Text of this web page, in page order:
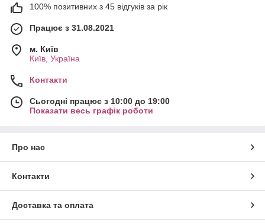
100% позитивних з 45 відгуків за рік
Працює з 31.08.2021
м. Київ
Київ, Україна
Контакти
Сьогодні працює з 10:00 до 19:00
Показати весь графік роботи
Про нас
Контакти
Доставка та оплата